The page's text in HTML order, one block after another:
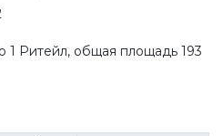
1 Ритейл, общая площадь 193